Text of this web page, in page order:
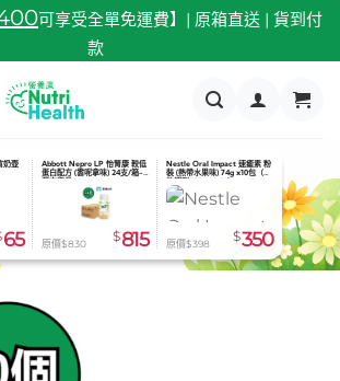
可享受全單免運費】| 原箱直送 | 貨到付
款
奶壺
65
Abbott Nepro LP 怡腎康 較低
蛋白配方 (雲呢拿味) 24支/箱-
預定貨品
原價$830 $815
Nestle Oral Impact 速癒素 粉
裝 (熱帶水果味) 74g x10包（有
效期到2026.08.31）
原價$398 $350